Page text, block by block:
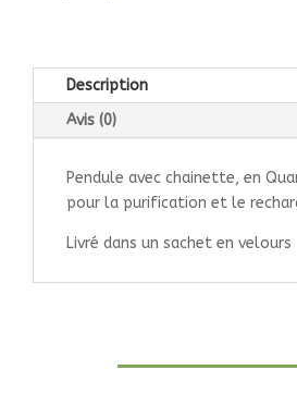
Description
Avis (0)
Pendule avec chainette, en
pour la purification et le
Livré dans un sachet en velours